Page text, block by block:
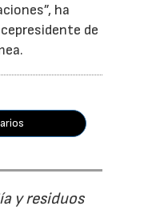
ha
de
y residuos